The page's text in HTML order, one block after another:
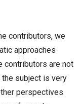
contributors, we
approaches
contributors are not
subject is very
perspectives